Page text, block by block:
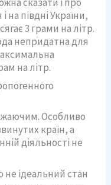
на півдні України,
3 грами на літр.
непридатна для
на літр.
Особливо
країн, а
діяльності не
ідеальний стан